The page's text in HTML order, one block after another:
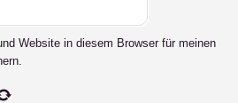
Website in diesem Browser für meinen